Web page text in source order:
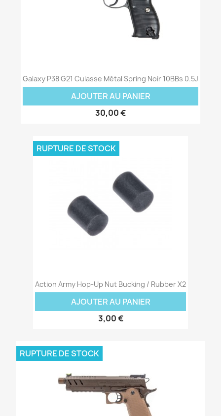
Galaxy P38 G21 Culasse Métal Spring Noir 10BBs 0.5J
AJOUTER AU PANIER
30,00 €
Action Army Hop-Up Nut Bucking / Rubber X2
AJOUTER AU PANIER
3,00 €
RUPTURE DE STOCK
RUPTURE DE STOCK